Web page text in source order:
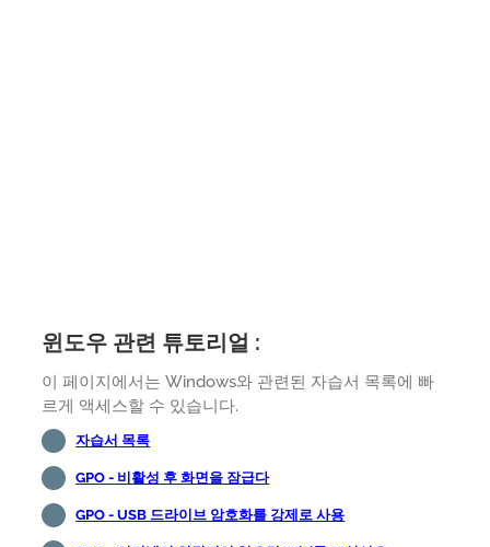
윈도우 관련 튜토리얼 :
이 페이지에서는 Windows와 관련된 자습서 목록에 빠
르게 액세스할 수 있습니다.
자습서 목록
GPO - 비활성 후 화면을 잠급다
GPO - USB 드라이브 암호화를 강제로 사용